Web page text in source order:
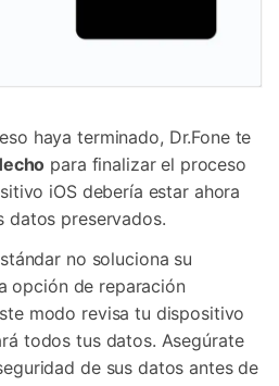
haya terminado, Dr.Fone te
para finalizar el proceso
iOS debería estar ahora
datos preservados.
no soluciona su
opción de reparación
modo revisa tu dispositivo
todos tus datos. Asegúrate
de sus datos antes de